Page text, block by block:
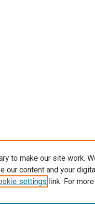
to make our site work.
our content and your
settings link. For